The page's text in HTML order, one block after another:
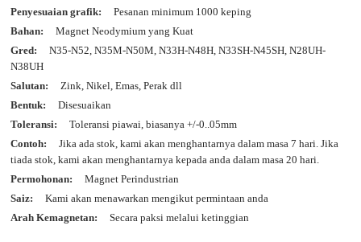
Penyesuaian grafik:
Pesanan minimum 1000 keping
Bahan:
Magnet Neodymium yang Kuat
Gred:
N35-N52, N35M-N50M, N33H-N48H, N33SH-N45SH, N28UH-
N38UH
Salutan:
Zink, Nikel, Emas, Perak dll
Bentuk:
Disesuaikan
Toleransi:
Toleransi piawai, biasanya +/-0..05mm
Contoh:
Jika ada stok, kami akan menghantarnya dalam masa 7 hari. Jika
tiada stok, kami akan menghantarnya kepada anda dalam masa 20 hari.
Permohonan:
Magnet Perindustrian
Saiz:
Kami akan menawarkan mengikut permintaan anda
Arah Kemagnetan:
Secara paksi melalui ketinggian